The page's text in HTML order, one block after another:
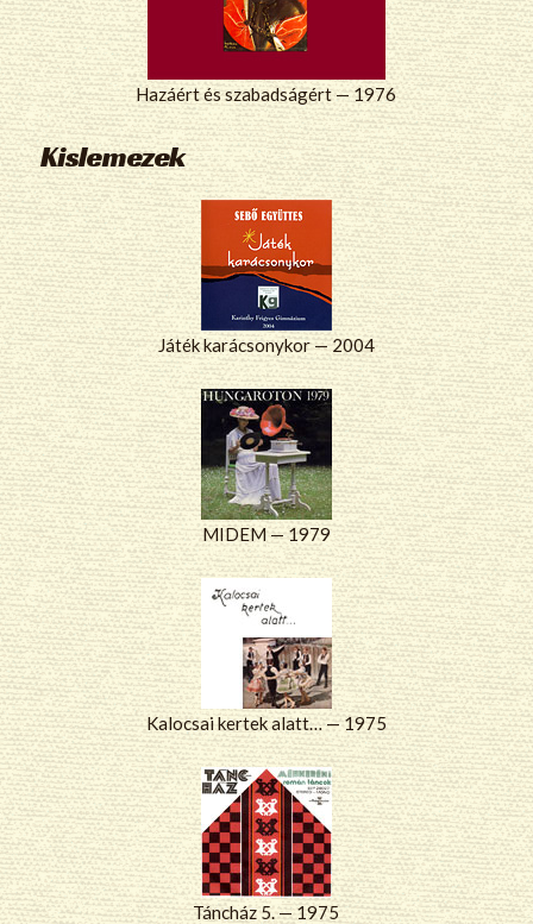
Hazáért és szabadságért — 1976
Kislemezek
Játék karácsonykor — 2004
MIDEM — 1979
Kalocsai kertek alatt… — 1975
Táncház 5. — 1975